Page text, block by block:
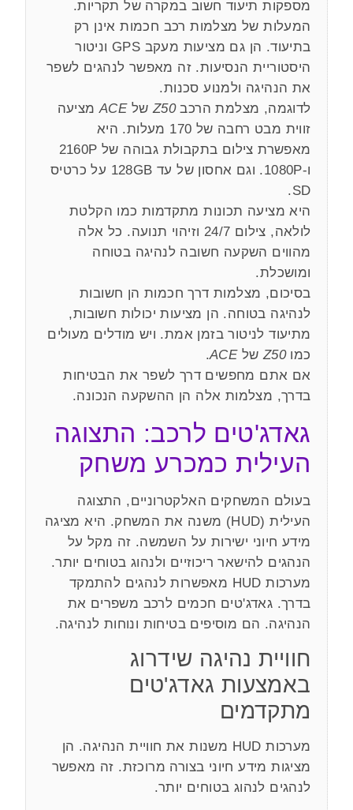
מספקות תיעוד חשוב במקרה של תקריות.
המעלות של מצלמות רכב חכמות אינן רק
בתיעוד. הן גם מציעות מעקב GPS וניטור
היסטוריית הנסיעות. זה מאפשר לנהגים לשפר
את הנהיגה ולמנוע סכנות.
לדוגמה, מצלמת הרכבZ50שלACEמציעה
זווית מבט רחבה של 170 מעלות. היא
מאפשרת צילום בתקבולת גבוהה של 2160P
ו-1080P. וגם אחסון של עד 128GB על כרטיס
SD.
היא מציעה תכונות מתקדמות כמו הקלטת
לולאה, צילום 24/7 וזיהוי תנועה. כל אלה
מהווים השקעה חשובה לנהיגה בטוחה
ומושכלת.
בסיכום, מצלמות דרך חכמות הן חשובות
לנהיגה בטוחה. הן מציעות יכולות חשובות,
מתיעוד לניטור בזמן אמת. ויש מודלים מעולים
כמוZ50שלACE
.
אם אתם מחפשים דרך לשפר את הבטיחות
בדרך, מצלמות אלה הן ההשקעה הנכונה.
גאדג'טים לרכב: התצוגה
העילית כמכרע משחק
בעולם המשחקים האלקטרוניים, התצוגה
העילית (HUD) משנה את המשחק. היא מציגה
מידע חיוני ישירות על השמשה. זה מקל על
הנהגים להישאר ריכוזיים ולנהוג בטוחים יותר.
מערכות HUD מאפשרות לנהגים להתמקד
בדרך. גאדג'טים חכמים לרכב משפרים את
הנהיגה. הם מוסיפים בטיחות ונוחות לנהיגה.
חוויית נהיגה שידרוג
באמצעות גאדג'טים
מתקדמים
מערכות HUD משנות את חוויית הנהיגה. הן
מציגות מידע חיוני בצורה מרוכזת. זה מאפשר
לנהגים לנהוג בטוחים יותר.